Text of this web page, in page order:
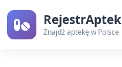
RejestrAptek
Znajdź aptekę w Polsce